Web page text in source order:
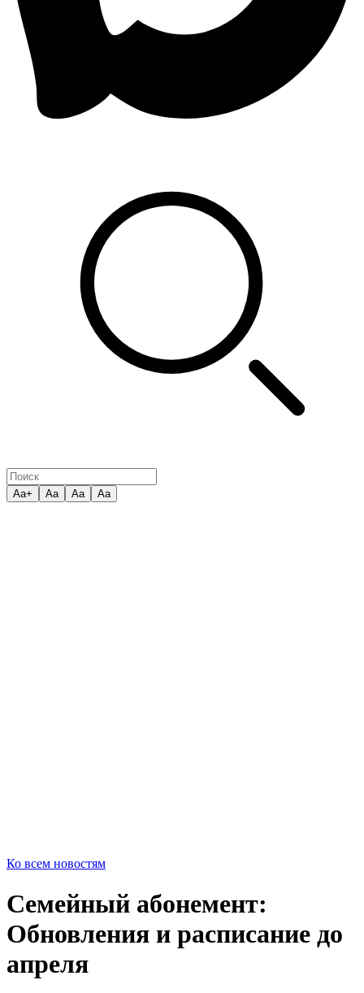
Aa+ Aa Aa Aa
Ко всем новостям
Семейный абонемент:
Обновления и расписание до
апреля